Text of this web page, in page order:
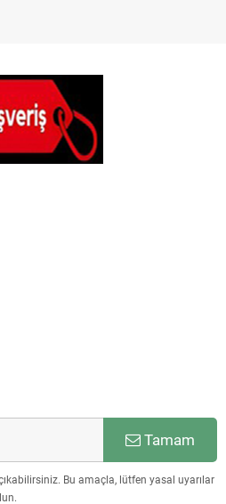
Tamam
Bu amaçla, lütfen yasal uyarılar